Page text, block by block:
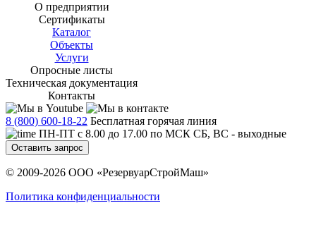
О предприятии
Сертификаты
Каталог
Объекты
Услуги
Опросные листы
Техническая документация
Контакты
8 (800) 600-18-22 Бесплатная горячая линия
ПН-ПТ с 8.00 до 17.00 по МСК СБ, ВС - выходные
Оставить запрос
© 2009-2026 ООО «РезервуарСтройМаш»
Политика конфиденциальности